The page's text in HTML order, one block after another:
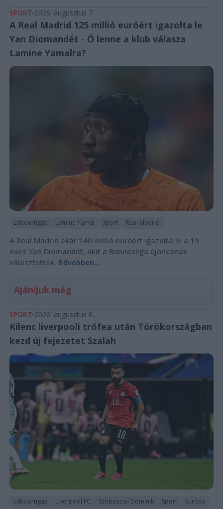
SPORT 2026. augusztus 7.
A Real Madrid 125 millió euróért igazolta le
Yan Diomandét - Ő lenne a klub válasza
Lamine Yamalra?
Labdarúgás Lamine Yamal Sport Real Madrid
A Real Madrid akár 140 millió euróért igazolta le a 19
éves Yan Diomandét, akit a Bundesliga újoncának
választottak. Bővebben...
Ajánljuk még
SPORT 2026. augusztus 6.
Kilenc liverpooli trófea után Törökországban
kezd új fejezetet Szalah
Labdarúgás Liverpool FC Szoboszlai Dominik Sport Európa